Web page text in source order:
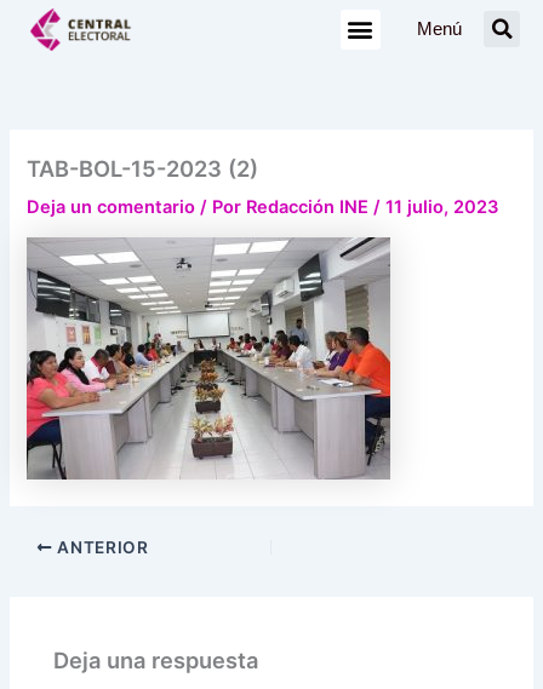
Menú
TAB-BOL-15-2023 (2)
Deja un comentario / Por Redacción INE/11 julio, 2023
ANTERIOR
Deja una respuesta